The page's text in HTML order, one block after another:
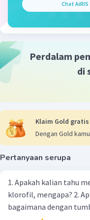
difficile, dapat
dalam usus.
Firmicutes
dominan
filum ini
kesehatan
mendapat
dalam menjaga
Salsabila M
Chat AiRIS
Perdalam
di
Klaim Gold
Dengan Gold
Pertanyaan serupa
1. Apakah kalian tahu
klorofil, mengapa? 2.
bagaimana dengan